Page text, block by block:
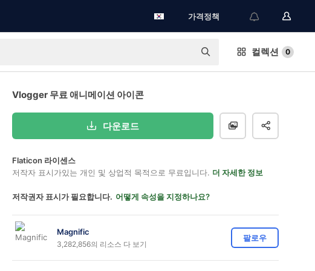
가격정책
컬렉션 0
Vlogger 무료 애니메이션 아이콘
다운로드
Flaticon 라이센스
저작자 표시가있는 개인 및 상업적 목적으로 무료입니다. 더 자세한 정보
저작권자 표시가 필요합니다. 어떻게 속성을 지정하나요?
Magnific
3,282,856의 리소스 다 보기
팔로우